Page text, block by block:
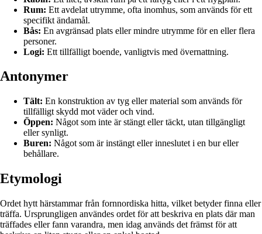
Rum: Ett avdelat utrymme, ofta inomhus, som används för ett
specifikt ändamål.
Bås: En avgränsad plats eller mindre utrymme för en eller flera
personer.
Logi: Ett tillfälligt boende, vanligtvis med övernattning.
Antonymer
Tält: En konstruktion av tyg eller material som används för
tillfälligt skydd mot väder och vind.
Öppen: Något som inte är stängt eller täckt, utan tillgängligt
eller synligt.
Buren: Något som är instängt eller inneslutet i en bur eller
behållare.
Etymologi
Ordet hytt härstammar från fornnordiska hitta, vilket betyder finna eller
träffa. Ursprungligen användes ordet för att beskriva en plats där man
träffades eller fann varandra, men idag används det främst för att